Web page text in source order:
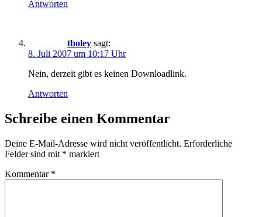
Antworten
tboley sagt:
8. Juli 2007 um 10:17 Uhr
Nein, derzeit gibt es keinen Downloadlink.
Antworten
Schreibe einen Kommentar
Deine E-Mail-Adresse wird nicht veröffentlicht. Erforderliche
Felder sind mit * markiert
Kommentar *